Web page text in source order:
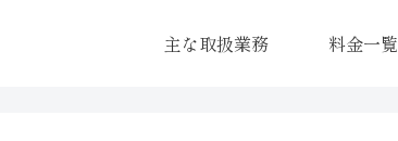
主な取扱業務 料金一覧